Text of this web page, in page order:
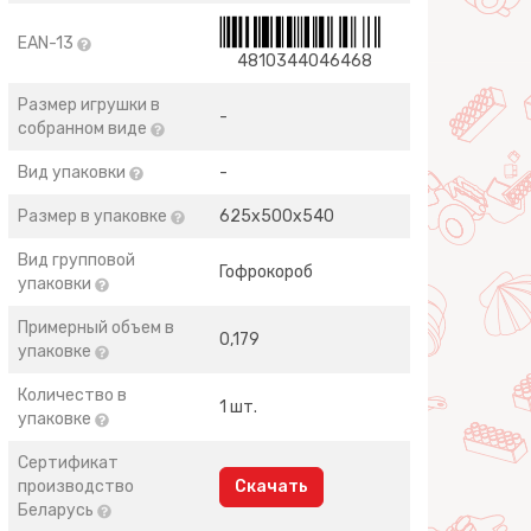
EAN-13
4810344046468
Размер игрушки в
собранном виде
-
Вид упаковки -
Размер в упаковке 625х500х540
Вид групповой
упаковки
Гофрокороб
Примерный объем в
упаковке
0,179
Количество в
упаковке
1 шт.
Сертификат
производство
Беларусь
Скачать